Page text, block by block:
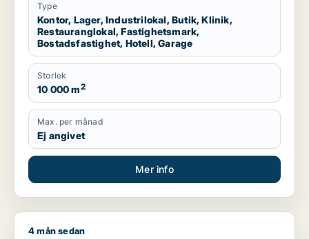
Type
Kontor, Lager, Industrilokal, Butik, Klinik,
Restauranglokal, Fastighetsmark,
Bostadsfastighet, Hotell, Garage
Storlek
10 000 m2
Max. per månad
Ej angivet
Mer info
Jag söker kontor, lager, industrilokal, butik, klinik,
4 mån sedan